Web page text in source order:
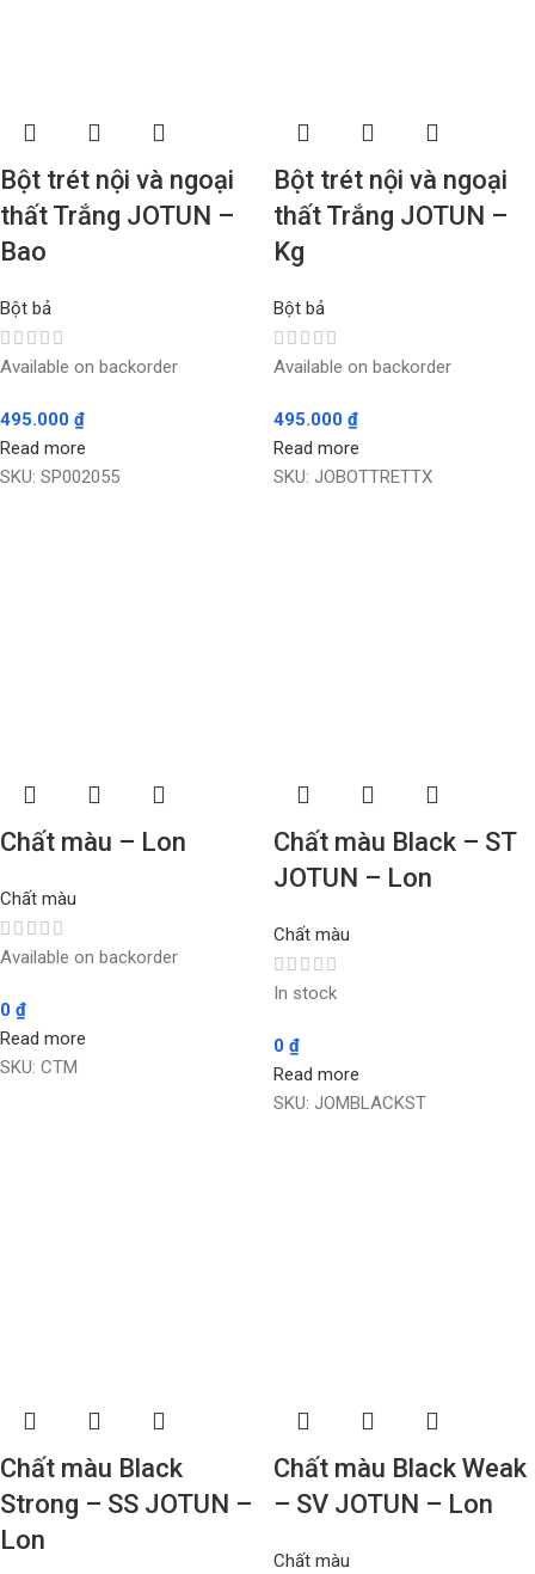
Bột trét nội và ngoại
thất Trắng JOTUN –
Bao
Bột bả
Available on backorder
495.000 ₫
Read more
SKU: SP002055
Bột trét nội và ngoại
thất Trắng JOTUN –
Kg
Bột bả
Available on backorder
495.000 ₫
Read more
SKU: JOBOTTRETTX
Chất màu – Lon
Chất màu
Available on backorder
0 ₫
Read more
SKU: CTM
Chất màu Black – ST
JOTUN – Lon
Chất màu
In stock
0 ₫
Read more
SKU: JOMBLACKST
Chất màu Black
Strong – SS JOTUN –
Lon
Chất màu Black Weak
– SV JOTUN – Lon
Chất màu